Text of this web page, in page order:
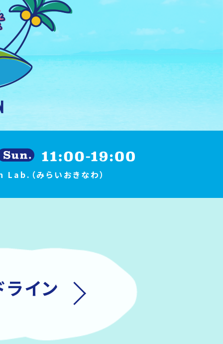
（みらいおきなわ）
イン